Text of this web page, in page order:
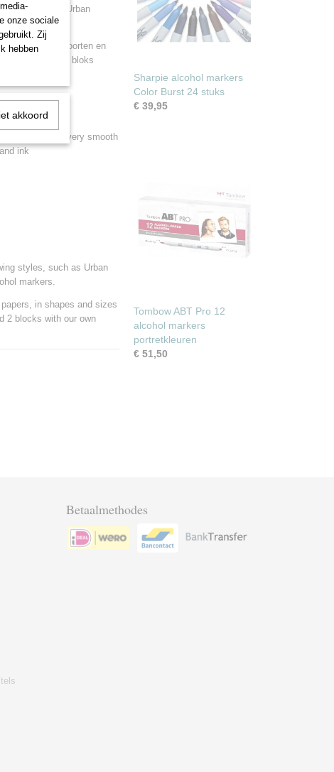
van nu, zoals Urban
gekozen, in soorten en
hebben ze 2 bloks
Bristol paper is very smooth
ink
styles, such as Urban
markers.
in shapes and sizes
2 blocks with our own
Sharpie alcohol markers
Color Burst 24 stuks
€ 39,95
Tombow ABT Pro 12
alcohol markers
portretkleuren
€ 51,50
Betaalmethodes
onze sociale
Zij
hebben
akkoord